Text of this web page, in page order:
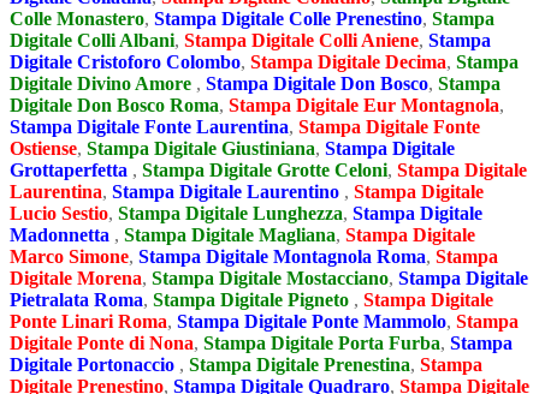
Colle Monastero, Stampa Digitale Colle Prenestino, Stampa
Digitale Colli Albani, Stampa Digitale Colli Aniene, Stampa
Digitale Cristoforo Colombo, Stampa Digitale Decima, Stampa
Digitale Divino Amore , Stampa Digitale Don Bosco, Stampa
Digitale Don Bosco Roma, Stampa Digitale Eur Montagnola,
Stampa Digitale Fonte Laurentina, Stampa Digitale Fonte
Ostiense, Stampa Digitale Giustiniana, Stampa Digitale
Grottaperfetta , Stampa Digitale Grotte Celoni, Stampa Digitale
Laurentina, Stampa Digitale Laurentino , Stampa Digitale
Lucio Sestio, Stampa Digitale Lunghezza, Stampa Digitale
Madonnetta , Stampa Digitale Magliana, Stampa Digitale
Marco Simone, Stampa Digitale Montagnola Roma, Stampa
Digitale Morena, Stampa Digitale Mostacciano, Stampa Digitale
Pietralata Roma, Stampa Digitale Pigneto , Stampa Digitale
Ponte Linari Roma, Stampa Digitale Ponte Mammolo, Stampa
Digitale Ponte di Nona, Stampa Digitale Porta Furba, Stampa
Digitale Portonaccio , Stampa Digitale Prenestina, Stampa
Digitale Prenestino, Stampa Digitale Quadraro, Stampa Digitale